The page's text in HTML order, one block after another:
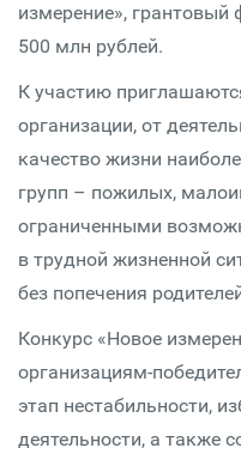
измерение», грантовый
500 млн рублей.
К участию
организации, от
качество жизни
групп – пожилых,
ограниченными
в трудной жизненной
без попечения
Конкурс «Новое
организациям-
этап нестабильности,
деятельности, а также